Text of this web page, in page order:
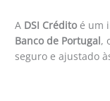
A DSI Créditoé um
Banco de Portugal,
seguro e ajustado